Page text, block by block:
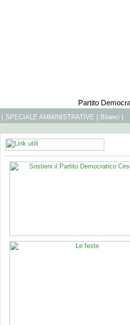
Partito
| SPECIALE AMMINISTRATIVE | Bilanci |